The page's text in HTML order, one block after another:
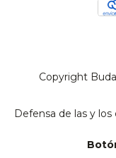
Copyright
Defensa de las y